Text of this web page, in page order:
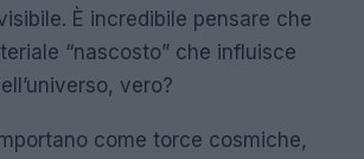
È incredibile pensare che
“nascosto” che influisce
vero?
come torce cosmiche,